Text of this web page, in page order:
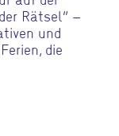
Rätsel“ –
und
die